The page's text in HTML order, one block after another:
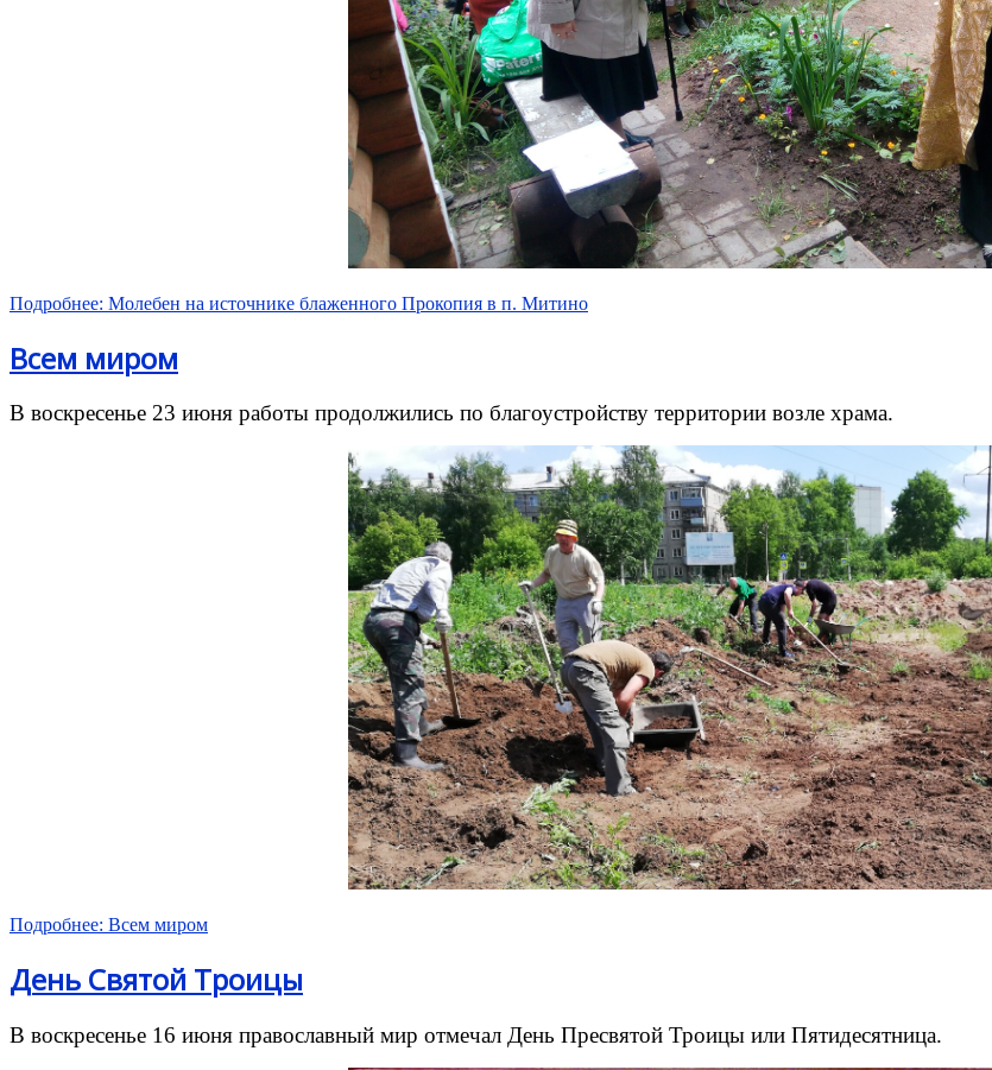
Подробнее: Молебен на источнике блаженного Прокопия в п. Митино
Всем миром
В воскресенье 23 июня работы продолжились по благоустройству территории возле храма.
Подробнее: Всем миром
День Святой Троицы
В воскресенье 16 июня православный мир отмечал День Пресвятой Троицы или Пятидесятница.